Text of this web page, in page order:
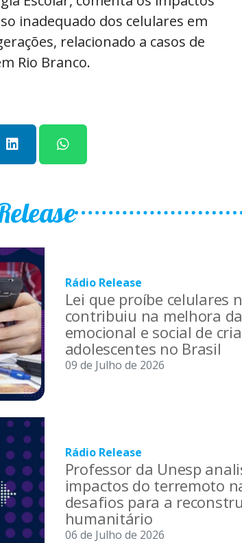
inadequado dos celulares em
relacionado a casos de
Rio Branco.
Rádio Release
Lei que proíbe celulares
contribuiu na melhora
emocional e social de
adolescentes no Brasil
09 de Julho de 2026
Rádio Release
Professor da Unesp
impactos do terremoto
desafios para a
humanitário
06 de Julho de 2026